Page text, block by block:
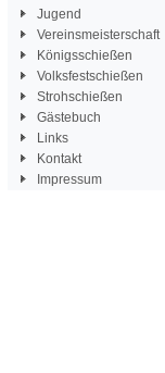
Jugend
Vereinsmeisterschaft
Königsschießen
Volksfestschießen
Strohschießen
Gästebuch
Links
Kontakt
Impressum